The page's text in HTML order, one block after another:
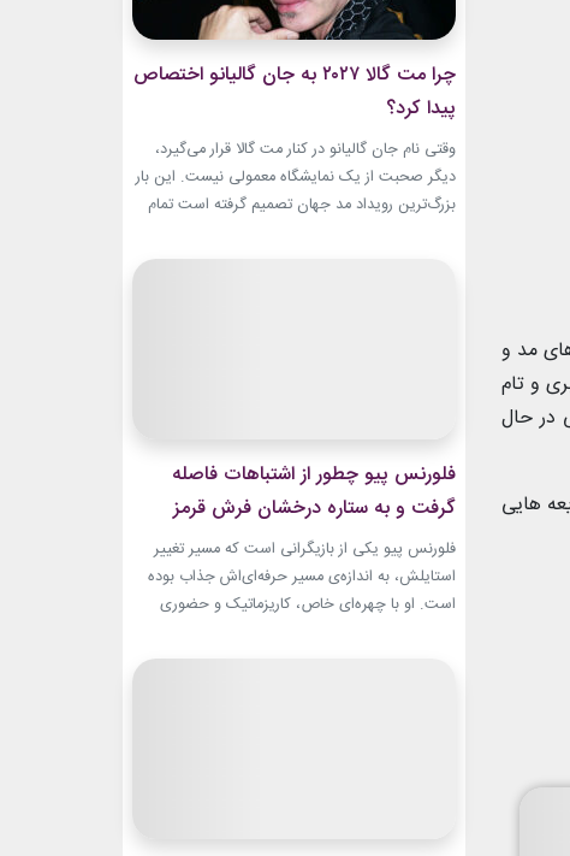
مد و
و تام
در حال
هایی
چرا مت گالا ۲۰۲۷ به جان گالیانو اختصاص
پیدا کرد؟
وقتی نام جان گالیانو در کنار مت گالا قرار می‌گیرد،
دیگر صحبت از یک نمایشگاه معمولی نیست. این بار
بزرگ‌ترین رویداد مد جهان تصمیم گرفته است تمام
طراحان تاریخ را به تصویر بکشد. نمایشگاه John
فلورنس پیو چطور از اشتباهات فاصله
گرفت و به ستاره درخشان فرش قرمز
تبدیل شد؟
فلورنس پیو یکی از بازیگرانی است که مسیر تغییر
استایلش، به اندازه‌ی مسیر حرفه‌ای‌اش جذاب بوده
است. او با چهره‌ای خاص، کاریزماتیک و حضوری
سال‌های ابتدایی فعالیتش هنوز زبان شخصی خود را